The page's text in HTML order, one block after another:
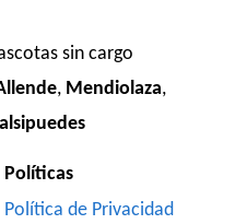
sin cargo
, Mendiolaza,
Políticas
Política de Privacidad